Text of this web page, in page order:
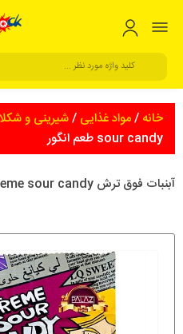
خانه /مواد غذایی /شیرینی و
sour candy طعم انگور
آبنبات فوق ترش xtreme sour candy طعم انگور